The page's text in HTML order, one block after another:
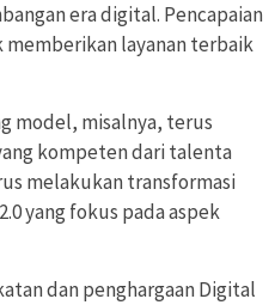
era digital. Pencapaian
layanan terbaik
model, misalnya, terus
kompeten dari talenta
melakukan transformasi
yang fokus pada aspek
dan penghargaan Digital